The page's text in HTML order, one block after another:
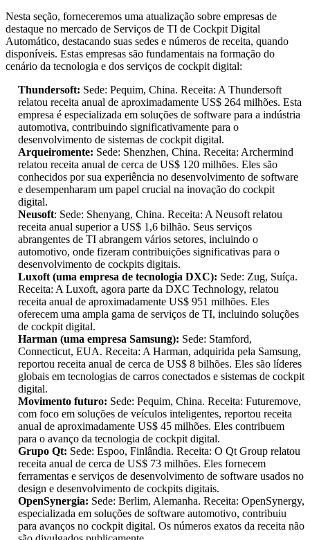
Nesta seção, forneceremos uma atualização sobre empresas de
destaque no mercado de Serviços de TI de Cockpit Digital
Automático, destacando suas sedes e números de receita, quando
disponíveis. Estas empresas são fundamentais na formação do
cenário da tecnologia e dos serviços de cockpit digital:
Thundersoft: Sede: Pequim, China. Receita: A Thundersoft
relatou receita anual de aproximadamente US$ 264 milhões. Esta
empresa é especializada em soluções de software para a indústria
automotiva, contribuindo significativamente para o
desenvolvimento de sistemas de cockpit digital.
Arqueiromente: Sede: Shenzhen, China. Receita: Archermind
relatou receita anual de cerca de US$ 120 milhões. Eles são
conhecidos por sua experiência no desenvolvimento de software
e desempenharam um papel crucial na inovação do cockpit
digital.
Neusoft: Sede: Shenyang, China. Receita: A Neusoft relatou
receita anual superior a US$ 1,6 bilhão. Seus serviços
abrangentes de TI abrangem vários setores, incluindo o
automotivo, onde fizeram contribuições significativas para o
desenvolvimento de cockpits digitais.
Luxoft (uma empresa de tecnologia DXC): Sede: Zug, Suíça.
Receita: A Luxoft, agora parte da DXC Technology, relatou
receita anual de aproximadamente US$ 951 milhões. Eles
oferecem uma ampla gama de serviços de TI, incluindo soluções
de cockpit digital.
Harman (uma empresa Samsung): Sede: Stamford,
Connecticut, EUA. Receita: A Harman, adquirida pela Samsung,
reportou receita anual de cerca de US$ 8 bilhões. Eles são líderes
globais em tecnologias de carros conectados e sistemas de cockpit
digital.
Movimento futuro: Sede: Pequim, China. Receita: Futuremove,
com foco em soluções de veículos inteligentes, reportou receita
anual de aproximadamente US$ 45 milhões. Eles contribuem
para o avanço da tecnologia de cockpit digital.
Grupo Qt: Sede: Espoo, Finlândia. Receita: O Qt Group relatou
receita anual de cerca de US$ 73 milhões. Eles fornecem
ferramentas e serviços de desenvolvimento de software usados ​​no
design e desenvolvimento de cockpits digitais.
OpenSynergia: Sede: Berlim, Alemanha. Receita: OpenSynergy,
especializada em soluções de software automotivo, contribuiu
para avanços no cockpit digital. Os números exatos da receita não